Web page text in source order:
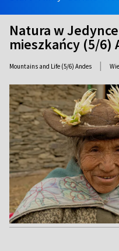
Natura w
mieszkańcy (5/6)
Mountains and Life (5/6) Andes |